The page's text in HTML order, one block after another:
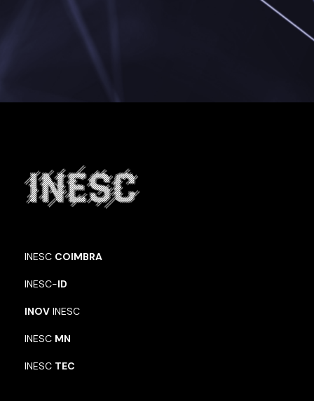
INESC COIMBRA
INESC-ID
INOV INESC
INESC MN
INESC TEC